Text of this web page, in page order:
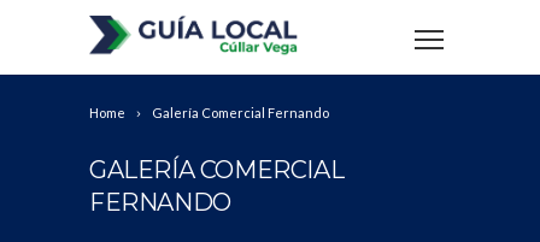
Home Galería Comercial Fernando
GALERÍA COMERCIAL
FERNANDO